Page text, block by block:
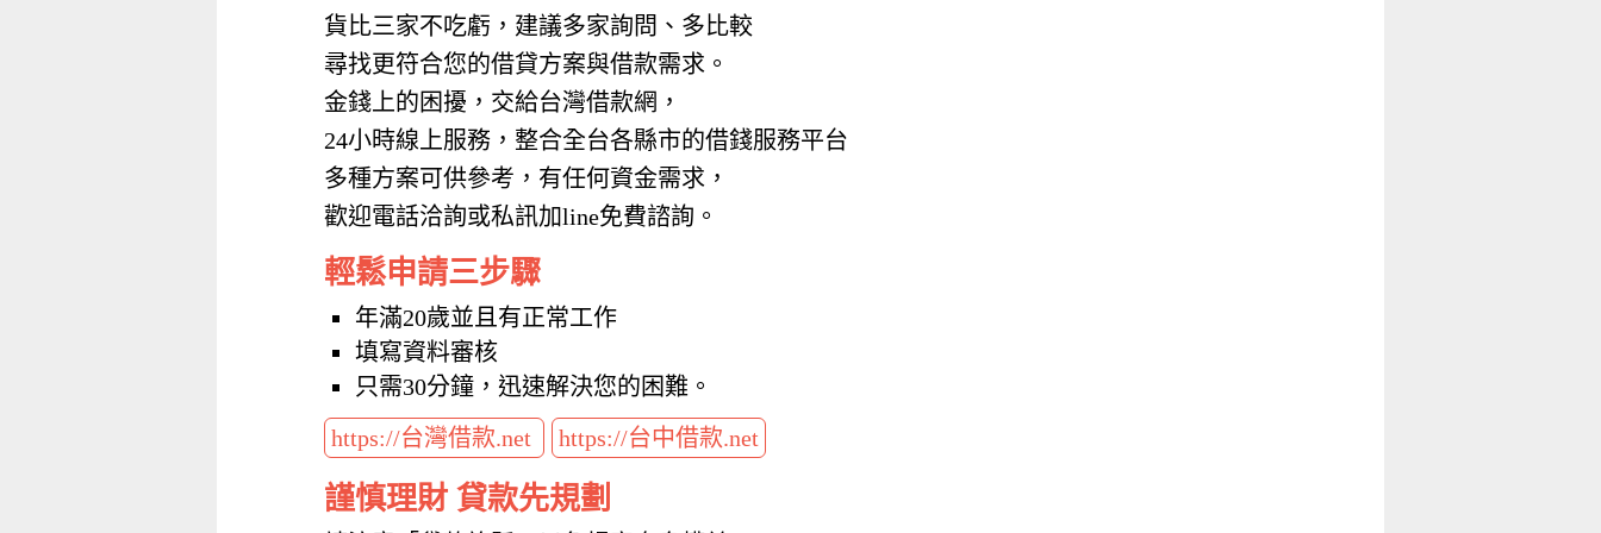
貨比三家不吃虧，建議多家詢問、多比較
尋找更符合您的借貸方案與借款需求。
金錢上的困擾，交給台灣借款網，
24小時線上服務，整合全台各縣市的借錢服務平台
多種方案可供參考，有任何資金需求，
歡迎電話洽詢或私訊加line免費諮詢。
輕鬆申請三步驟
年滿20歲並且有正常工作
填寫資料審核
只需30分鐘，迅速解決您的困難。
https://台灣借款.net
https://台中借款.net
謹慎理財 貸款先規劃